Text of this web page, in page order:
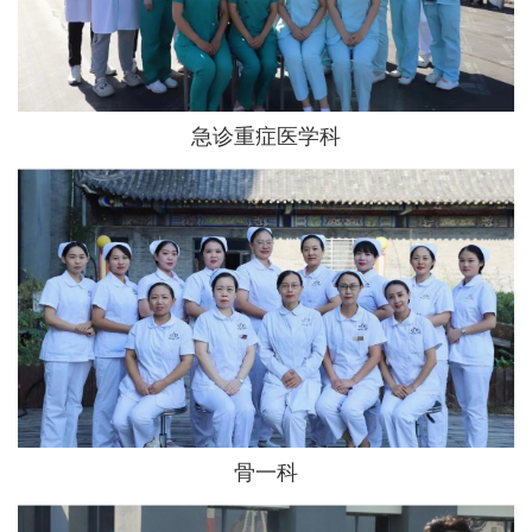
急诊重症医学科
骨一科